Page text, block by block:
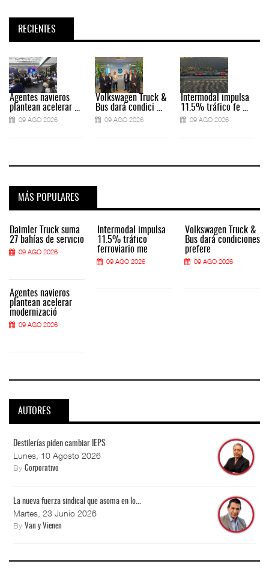
RECIENTES
Agentes navieros
plantean acelerar ...
09 AGO 2026
Volkswagen Truck &
Bus dará condici ...
09 AGO 2026
Intermodal impulsa
11.5% tráfico fe ...
09 AGO 2026
MÁS POPULARES
Daimler Truck suma
27 bahías de servicio
09 AGO 2026
Agentes navieros
plantean acelerar
modernizació
09 AGO 2026
Intermodal impulsa
11.5% tráfico
ferroviario me
09 AGO 2026
Volkswagen Truck &
Bus dará condiciones
prefere
09 AGO 2026
AUTORES
Destilerías piden cambiar IEPS
Lunes, 10 Agosto 2026
By Corporativo
La nueva fuerza sindical que asoma en lo...
Martes, 23 Junio 2026
By Van y Vienen